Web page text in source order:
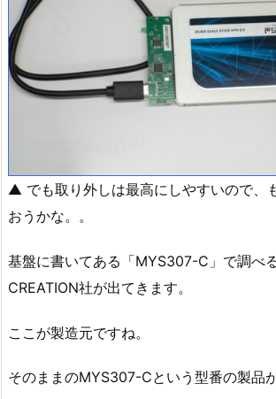
▲ でも取り外しは最高にしやすいので、
おうかな。。
基盤に書いてある「MYS307-C」で調べ
CREATION社が出てきます。
ここが製造元ですね。
そのままのMYS307-Cという型番の製品